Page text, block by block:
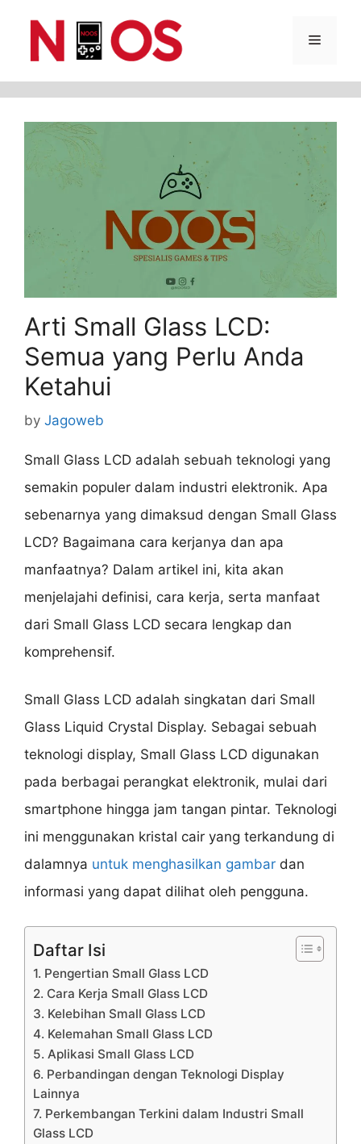
Menu
Arti Small Glass LCD:
Semua yang Perlu Anda
Ketahui
by Jagoweb
Small Glass LCD adalah sebuah teknologi yang
semakin populer dalam industri elektronik. Apa
sebenarnya yang dimaksud dengan Small Glass
LCD? Bagaimana cara kerjanya dan apa
manfaatnya? Dalam artikel ini, kita akan
menjelajahi definisi, cara kerja, serta manfaat
dari Small Glass LCD secara lengkap dan
komprehensif.
Small Glass LCD adalah singkatan dari Small
Glass Liquid Crystal Display. Sebagai sebuah
teknologi display, Small Glass LCD digunakan
pada berbagai perangkat elektronik, mulai dari
smartphone hingga jam tangan pintar. Teknologi
ini menggunakan kristal cair yang terkandung di
dalamnya untuk menghasilkan gambar dan
informasi yang dapat dilihat oleh pengguna.
Daftar Isi
1. Pengertian Small Glass LCD
2. Cara Kerja Small Glass LCD
3. Kelebihan Small Glass LCD
4. Kelemahan Small Glass LCD
5. Aplikasi Small Glass LCD
6. Perbandingan dengan Teknologi Display
Lainnya
7. Perkembangan Terkini dalam Industri Small
Glass LCD